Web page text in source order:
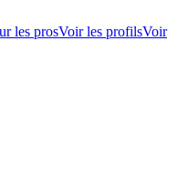
les prosVoir les profilsVoir